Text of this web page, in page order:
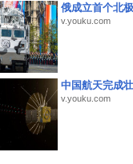
俄成立首个北
v.youku.com
中国航天完成
v.youku.com